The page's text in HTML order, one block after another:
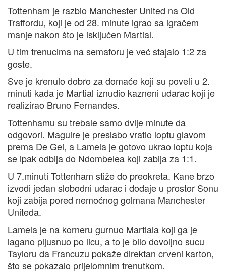
Tottenham je razbio Manchester United na Old
Traffordu, koji je od 28. minute igrao sa igračem
manje nakon što je isključen Martial.
U tim trenucima na semaforu je već stajalo 1:2 za
goste.
Sve je krenulo dobro za domaće koji su poveli u 2.
minuti kada je Martial iznudio kazneni udarac koji je
realizirao Bruno Fernandes.
Tottenhamu su trebale samo dvije minute da
odgovori. Maguire je preslabo vratio loptu glavom
prema De Gei, a Lamela je gotovo ukrao loptu koja
se ipak odbija do Ndombelea koji zabija za 1:1.
U 7.minuti Tottenham stiže do preokreta. Kane brzo
izvodi jedan slobodni udarac i dodaje u prostor Sonu
koji zabija pored nemoćnog golmana Manchester
Uniteda.
Lamela je na korneru gurnuo Martiala koji ga je
lagano pljusnuo po licu, a to je bilo dovoljno sucu
Tayloru da Francuzu pokaže direktan crveni karton,
što se pokazalo prijelomnim trenutkom.